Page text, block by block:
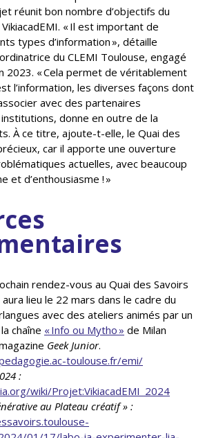
réunit bon nombre d’objectifs du
« Il est important de
types d’information », détaille
du CLEMI Toulouse, engagé
2023. « Cela permet de véritablement
l’information, les diverses façons dont
avec des partenaires
donne en outre de la
À ce titre, ajoute-t-elle, le Quai des
car il apporte une ouverture
actuelles, avec beaucoup
et d’enthousiasme ! »
rendez-vous au Quai des Savoirs
aura lieu le 22 mars dans le cadre du
avec des ateliers animés par un
chaîne « Info ou Mytho » de Milan
Geek Junior.
toulouse.fr/emi/
:
wiki/Projet:VikiacadEMI_2024
au Plateau créatif » :